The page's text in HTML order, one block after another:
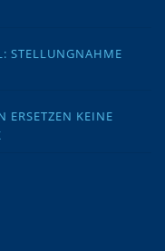
STELLUNGNAHME
ERSETZEN KEINE